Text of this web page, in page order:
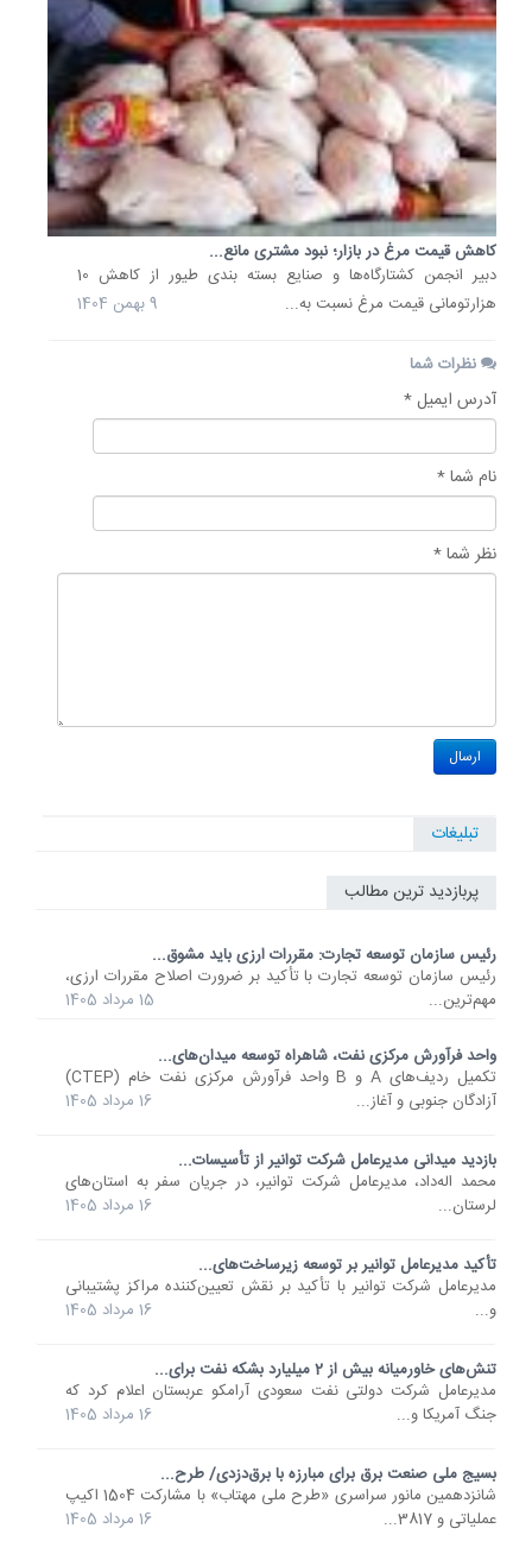
کاهش قیمت مرغ در بازار؛ نبود مشتری مانع...
دبیر انجمن کشتارگاه‌ها و صنایع بسته بندی طیور از کاهش 10
هزارتومانی قیمت مرغ نسبت به...
9 بهمن 1404
نظرات شما
آدرس ایمیل *
نام شما *
نظر شما *
تبلیغات
پربازدید ترین مطالب
رئیس سازمان توسعه تجارت: مقررات ارزی باید مشوق...
رئیس سازمان توسعه تجارت با تأکید بر ضرورت اصلاح مقررات ارزی،
مهم‌ترین...
15 مرداد 1405
واحد فرآورش مرکزی نفت، شاهراه توسعه میدان‌های...
تکمیل ردیف‌های A و B واحد فرآورش مرکزی نفت خام (CTEP)
آزادگان جنوبی و آغاز...
16 مرداد 1405
بازدید میدانی مدیرعامل شرکت توانیر از تأسیسات...
محمد اله‌داد، مدیرعامل شرکت توانیر، در جریان سفر به استان‌های
لرستان...
16 مرداد 1405
تأکید مدیرعامل توانیر بر توسعه زیرساخت‌های...
مدیرعامل شرکت توانیر با تأکید بر نقش تعیین‌کننده مراکز پشتیبانی
و...
16 مرداد 1405
تنش‌های خاورمیانه بیش از 2 میلیارد بشکه نفت برای...
مدیرعامل شرکت دولتی نفت سعودی آرامکو عربستان اعلام کرد که
جنگ آمریکا و...
16 مرداد 1405
بسیج ملی صنعت برق برای مبارزه با برق‌دزدی/ طرح...
شانزدهمین مانور سراسری «طرح ملی مهتاب» با مشارکت 1504 اکیپ
عملیاتی و 3817...
16 مرداد 1405